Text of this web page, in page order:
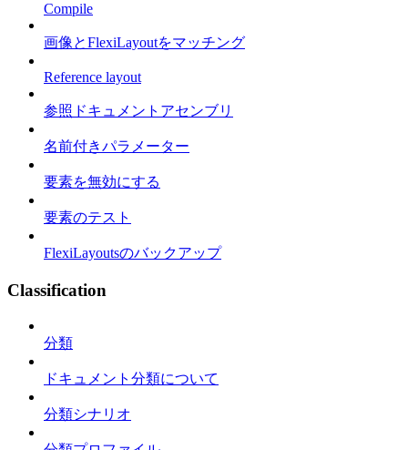
Compile
画像とFlexiLayoutをマッチング
Reference layout
参照ドキュメントアセンブリ
名前付きパラメーター
要素を無効にする
要素のテスト
FlexiLayoutsのバックアップ
Classification
分類
ドキュメント分類について
分類シナリオ